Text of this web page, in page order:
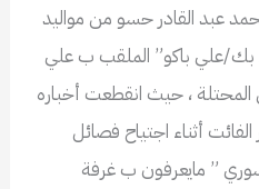
عبد القادر حسو من مواليد
علي بك/علي باكو” الملقب ب علي
، حيث انقطعت أخباره
أثناء اجتياح فصائل
” مايعرفون ب غرفة